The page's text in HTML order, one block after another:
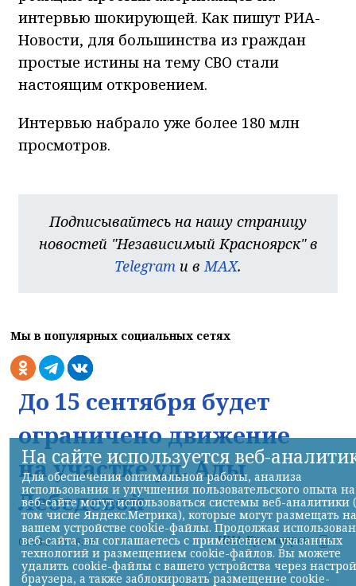
интервью шокирующей. Как пишут РИА-
Новости, для большинства из граждан
простые истины на тему СВО стали
настоящим откровением.
Интервью набрало уже более 180 млн
просмотров.
Подписывайтесь на нашу страницу
новостей "Независимый Красноярск" в
Telegram и в MAX.
Мы в популярных социальных сетях
До 15 сентября будет
ограничено движение
на участке ул. Ады
Лебедевой
06.08.2026 16:50 НИА-Красноярск
На сайте используется веб-
Для обеспечения оптимальной работы, анализа
использования и улучшения пользовательского опыта на
веб-сайте могут использоваться системы веб-аналитики
том числе Яндекс.Метрика), которые могут размещать на
вашем устройстве cookie-файлы. Продолжая
веб-сайта, вы соглашаетесь с применением указанных
технологий и размещением cookie-файлов. Вы можете
удалить cookie-файлы с вашего устройства через
браузера, а также заблокировать размещение cookie-